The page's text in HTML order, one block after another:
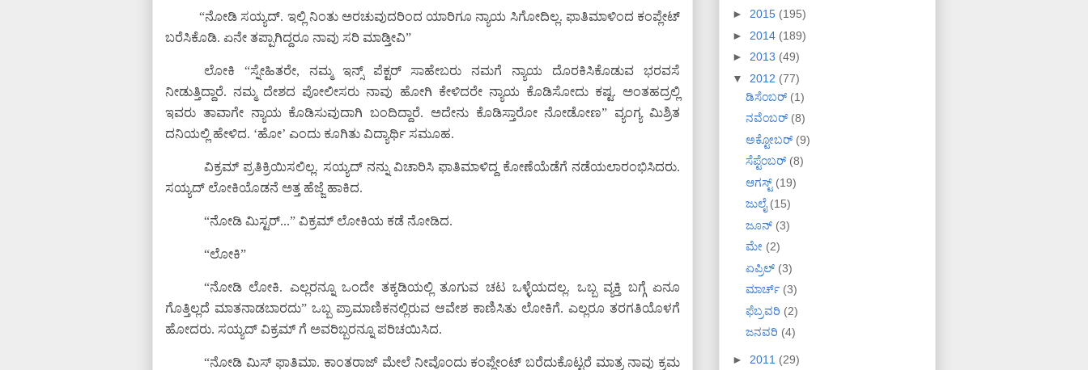
“ನೋಡಿ ಸಯ್ಯದ್. ಇಲ್ಲಿ ನಿಂತು ಅರಚುವುದರಿಂದ ಯಾರಿಗೂ ನ್ಯಾಯ ಸಿಗೋದಿಲ್ಲ. ಫಾತಿಮಾಳಿಂದ ಕಂಪ್ಲೇಟ್
ಬರೆಸಿಕೊಡಿ. ಏನೇ ತಪ್ಪಾಗಿದ್ದರೂ ನಾವು ಸರಿ ಮಾಡ್ತೀವಿ”
ಲೋಕಿ “ಸ್ನೇಹಿತರೇ, ನಮ್ಮ ಇನ್ಸ್ ಪೆಕ್ಟರ್ ಸಾಹೇಬರು ನಮಗೆ ನ್ಯಾಯ ದೊರಕಿಸಿಕೊಡುವ ಭರವಸೆ
ನೀಡುತ್ತಿದ್ದಾರೆ. ನಮ್ಮ ದೇಶದ ಪೋಲೀಸರು ನಾವು ಹೋಗಿ ಕೇಳಿದರೇ ನ್ಯಾಯ ಕೊಡಿಸೋದು ಕಷ್ಟ. ಅಂತಹದ್ರಲ್ಲಿ
ಇವರು ತಾವಾಗೇ ನ್ಯಾಯ ಕೊಡಿಸುವುದಾಗಿ ಬಂದಿದ್ದಾರೆ. ಅದೇನು ಕೊಡಿಸ್ತಾರೋ ನೋಡೋಣ” ವ್ಯಂಗ್ಯ ಮಿಶ್ರಿತ
ದನಿಯಲ್ಲಿ ಹೇಳಿದ. ‘ಹೋ’ ಎಂದು ಕೂಗಿತು ವಿದ್ಯಾರ್ಥಿ ಸಮೂಹ.
ವಿಕ್ರಮ್ ಪ್ರತಿಕ್ರಿಯಿಸಲಿಲ್ಲ. ಸಯ್ಯದ್ ನನ್ನು ವಿಚಾರಿಸಿ ಫಾತಿಮಾಳಿದ್ದ ಕೋಣೆಯೆಡೆಗೆ ನಡೆಯಲಾರಂಭಿಸಿದರು.
ಸಯ್ಯದ್ ಲೋಕಿಯೊಡನೆ ಅತ್ತ ಹೆಜ್ಜೆ ಹಾಕಿದ.
“ನೋಡಿ ಮಿಸ್ಟರ್...” ವಿಕ್ರಮ್ ಲೋಕಿಯ ಕಡೆ ನೋಡಿದ.
“ಲೋಕಿ”
“ನೋಡಿ ಲೋಕಿ. ಎಲ್ಲರನ್ನೂ ಒಂದೇ ತಕ್ಕಡಿಯಲ್ಲಿ ತೂಗುವ ಚಟ ಒಳ್ಳೆಯದಲ್ಲ. ಒಬ್ಬ ವ್ಯಕ್ತಿ ಬಗ್ಗೆ ಏನೂ
ಗೊತ್ತಿಲ್ಲದೆ ಮಾತನಾಡಬಾರದು” ಒಬ್ಬ ಪ್ರಾಮಾಣಿಕನಲ್ಲಿರುವ ಆವೇಶ ಕಾಣಿಸಿತು ಲೋಕಿಗೆ. ಎಲ್ಲರೂ ತರಗತಿಯೊಳಗೆ
ಹೋದರು. ಸಯ್ಯದ್ ವಿಕ್ರಮ್ ಗೆ ಅವರಿಬ್ಬರನ್ನೂ ಪರಿಚಯಿಸಿದ.
“ನೋಡಿ ಮಿಸ್ ಫಾತಿಮಾ. ಕಾಂತರಾಜ್ ಮೇಲೆ ನೀವೊಂದು ಕಂಪ್ಲೇಂಟ್ ಬರೆದುಕೊಟ್ಟರೆ ಮಾತ್ರ ನಾವು ಕ್ರಮ
► 2015 (195)
► 2014 (189)
► 2013 (49)
▼ 2012 (77)
ಡಿಸೆಂಬರ್ (1)
ನವೆಂಬರ್ (8)
ಅಕ್ಟೋಬರ್ (9)
ಸೆಪ್ಟೆಂಬರ್ (8)
ಆಗಸ್ಟ್ (19)
ಜುಲೈ(15)
ಜೂನ್ (3)
ಮೇ (2)
ಏಪ್ರಿಲ್ (3)
ಮಾರ್ಚ್ (3)
ಫೆಬ್ರವರಿ (2)
ಜನವರಿ (4)
► 2011 (29)